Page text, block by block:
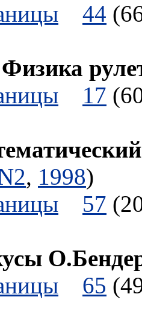
44
Физика
17
, 1998)
57
65